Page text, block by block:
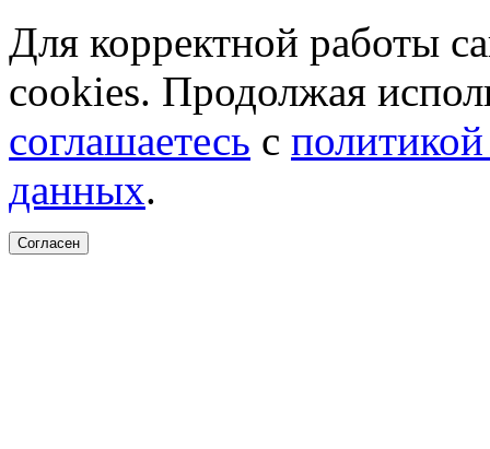
Для корректной работы
cookies. Продолжая
соглашаетесь с
данных.
Согласен